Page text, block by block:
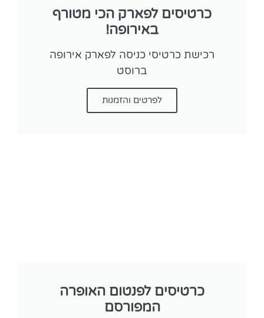
כרטיסים לפארק הכי מטורף
באירופה!
רכישת כרטיסי כניסה לפארק אירופה
ברוסט
לפרטים והזמנות
כרטיסים לפנטום האופרה
המפורסם